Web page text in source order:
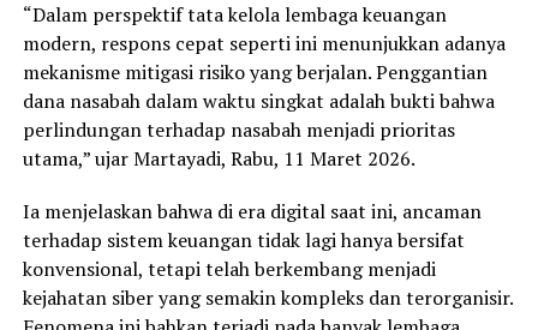
“Dalam perspektif tata kelola lembaga keuangan
modern, respons cepat seperti ini menunjukkan adanya
mekanisme mitigasi risiko yang berjalan. Penggantian
dana nasabah dalam waktu singkat adalah bukti bahwa
perlindungan terhadap nasabah menjadi prioritas
utama,” ujar Martayadi, Rabu, 11 Maret 2026.
Ia menjelaskan bahwa di era digital saat ini, ancaman
terhadap sistem keuangan tidak lagi hanya bersifat
konvensional, tetapi telah berkembang menjadi
kejahatan siber yang semakin kompleks dan terorganisir.